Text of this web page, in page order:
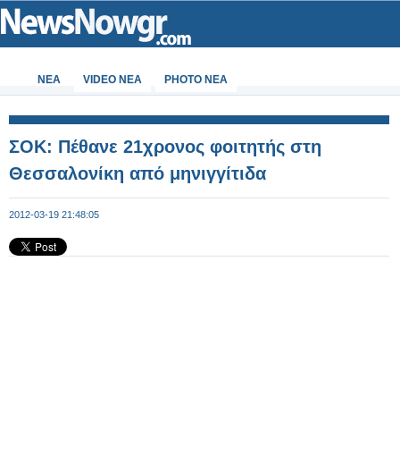
ΝΕΑ VIDEO NEA PHOTO NEA
ΣΟΚ: Πέθανε 21χρονος φοιτητής στη
Θεσσαλονίκη από μηνιγγίτιδα
2012-03-19 21:48:05